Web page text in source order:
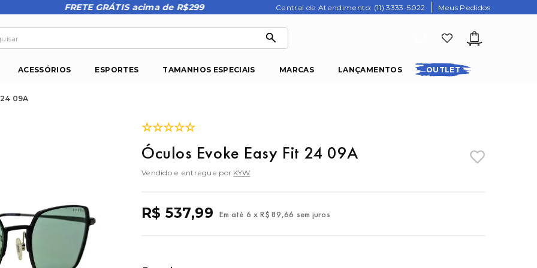
FRETE GRÁTIS acima de R$299 Central de Atendimento: (11) 3333-5022 Meus Pedidos
ACESSÓRIOS ESPORTES TAMANHOS ESPECIAIS MARCAS LANÇAMENTOS OUTLET
09A
☆☆☆☆☆
Óculos Evoke Easy Fit 24 09A
Vendido e entregue por KYW
R$ 537,99 Em até 6 x R$ 89,66 sem juros